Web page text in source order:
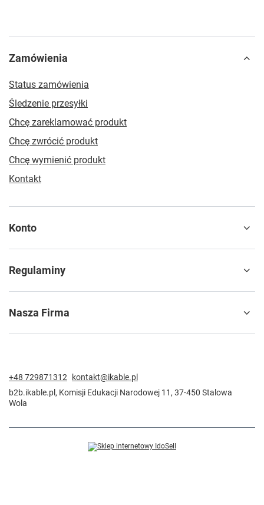
Zamówienia
Status zamówienia
Śledzenie przesyłki
Chcę zareklamować produkt
Chcę zwrócić produkt
Chcę wymienić produkt
Kontakt
Konto
Regulaminy
Nasza Firma
+48 729871312
kontakt@ikable.pl
b2b.ikable.pl , Komisji Edukacji Narodowej 11 , 37-450 Stalowa
Wola